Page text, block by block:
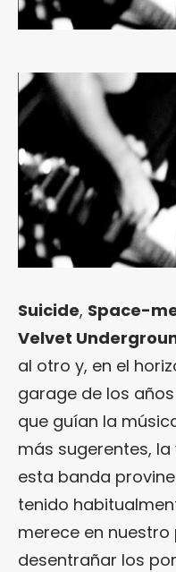
Suicide, Space-
Velvet
al otro y, en el
garage de los
que guían la
más sugerentes,
esta banda
tenido
merece en nuestro
desentrañar los